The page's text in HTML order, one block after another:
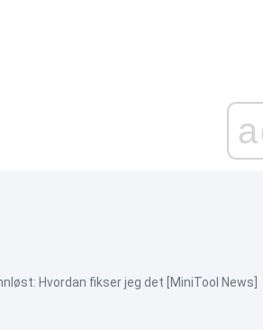
Hvordan fikser jeg det [MiniTool News]